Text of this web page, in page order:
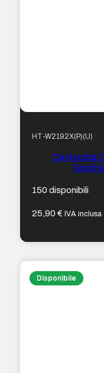
HT-W2192X(P)(U)
Cartuccia
150 disponibili
25,90€ IVA inclusa
Disponibile